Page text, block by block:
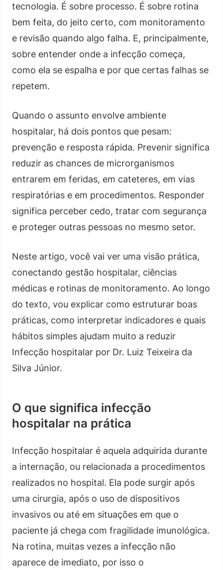
tecnologia. É sobre processo. É sobre rotina
bem feita, do jeito certo, com monitoramento
e revisão quando algo falha. E, principalmente,
sobre entender onde a infecção começa,
como ela se espalha e por que certas falhas se
repetem.
Quando o assunto envolve ambiente
hospitalar, há dois pontos que pesam:
prevenção e resposta rápida. Prevenir significa
reduzir as chances de microrganismos
entrarem em feridas, em cateteres, em vias
respiratórias e em procedimentos. Responder
significa perceber cedo, tratar com segurança
e proteger outras pessoas no mesmo setor.
Neste artigo, você vai ver uma visão prática,
conectando gestão hospitalar, ciências
médicas e rotinas de monitoramento. Ao longo
do texto, vou explicar como estruturar boas
práticas, como interpretar indicadores e quais
hábitos simples ajudam muito a reduzir
Infecção hospitalar por Dr. Luiz Teixeira da
Silva Júnior.
O que significa infecção
hospitalar na prática
Infecção hospitalar é aquela adquirida durante
a internação, ou relacionada a procedimentos
realizados no hospital. Ela pode surgir após
uma cirurgia, após o uso de dispositivos
invasivos ou até em situações em que o
paciente já chega com fragilidade imunológica.
Na rotina, muitas vezes a infecção não
aparece de imediato, por isso o